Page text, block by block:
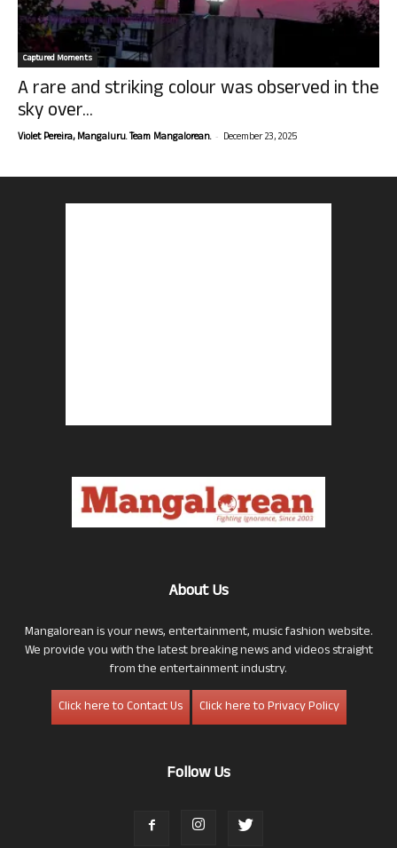
Captured Moments
A rare and striking colour was observed in the
sky over...
Violet Pereira, Mangaluru. Team Mangalorean. - December 23, 2025
About Us
Mangalorean is your news, entertainment, music fashion website.
We provide you with the latest breaking news and videos straight
from the entertainment industry.
Click here to Contact Us
Click here to Privacy Policy
Follow Us